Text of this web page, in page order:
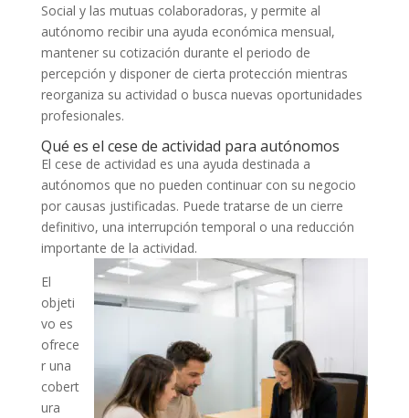
Social y las mutuas colaboradoras, y permite al
autónomo recibir una ayuda económica mensual,
mantener su cotización durante el periodo de
percepción y disponer de cierta protección mientras
reorganiza su actividad o busca nuevas oportunidades
profesionales.
Qué es el cese de actividad para autónomos
El cese de actividad es una ayuda destinada a
autónomos que no pueden continuar con su negocio
por causas justificadas. Puede tratarse de un cierre
definitivo, una interrupción temporal o una reducción
importante de la actividad.
El
objeti
vo es
ofrece
r una
cobert
ura